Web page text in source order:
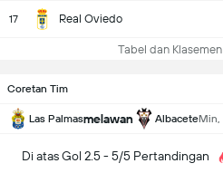
17 Real Oviedo
Tabel dan Klasemen
Coretan Tim
Las Palmasmelawan AlbaceteMin,
Di atas Gol 2.5 - 5/5 Pertandingan